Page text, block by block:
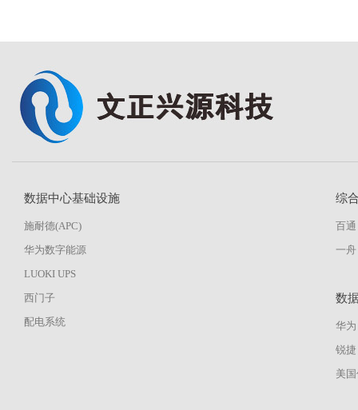
数据中心基础设施
施耐德(APC)
华为数字能源
LUOKI UPS
西门子
配电系统
综
百通
一舟
数
华为
锐捷
美